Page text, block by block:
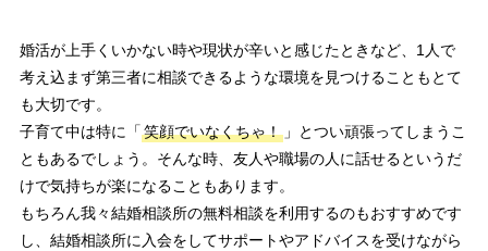
婚活が上手くいかない時や現状が辛いと感じたときなど、1人で
考え込まず第三者に相談できるような環境を見つけることもとて
も大切です。
子育て中は特に「 笑顔でいなくちゃ！」とつい頑張ってしまうこ
ともあるでしょう。そんな時、友人や職場の人に話せるというだ
けで気持ちが楽になることもあります。
もちろん我々結婚相談所の無料相談を利用するのもおすすめです
し、結婚相談所に入会をしてサポートやアドバイスを受けながら